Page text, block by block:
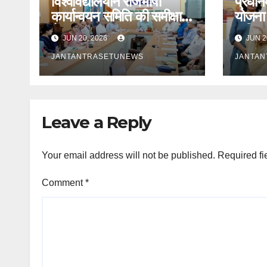
कार्यान्वयन समिति की समीक्षा
बैठक सम्पन्न
JUN 20, 2026
JANTANTRASETUNEWS
कुकिंग
JUN
Leave a Reply
Your email address will not be published. Required
Comment*